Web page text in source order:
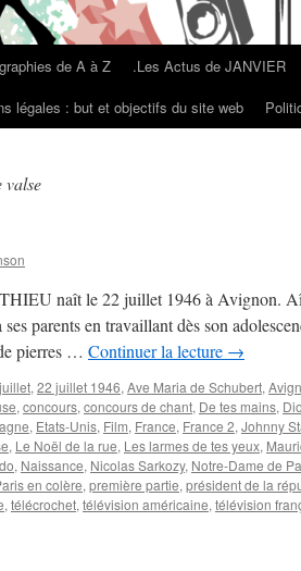
de A à Z .Les Actus de JANVIER
légales : but et objectifs du site web
valse
naît le 22 juillet 1946 à Avignon.
parents en travaillant dès son
pierres … Continuer la lecture →
, 22 juillet 1946, Ave Maria de Schubert,
, concours, concours de chant, De tes mains,
, Etats-Unis, Film, France, France 2, Johnny
, Le Noël de la rue, Les larmes de tes yeux,
, Naissance, Nicolas Sarkozy, Notre-Dame de
en colère, première partie, président de la
, télécrochet, télévision américaine, télévision